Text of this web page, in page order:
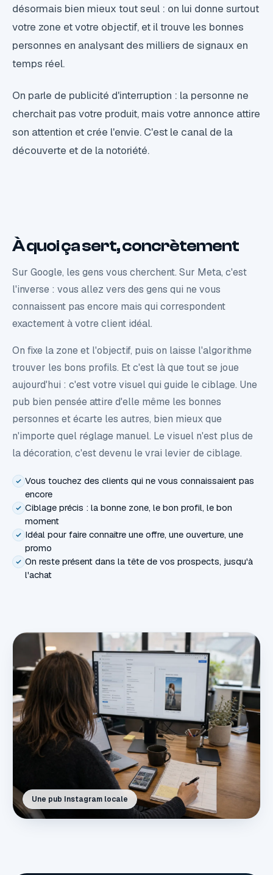
désormais bien mieux tout seul : on lui donne surtout
votre zone et votre objectif, et il trouve les bonnes
personnes en analysant des milliers de signaux en
temps réel.
On parle de publicité d'interruption : la personne ne
cherchait pas votre produit, mais votre annonce attire
son attention et crée l'envie. C'est le canal de la
découverte et de la notoriété.
À quoi ça sert, concrètement
Sur Google, les gens vous cherchent. Sur Meta, c'est
l'inverse : vous allez vers des gens qui ne vous
connaissent pas encore mais qui correspondent
exactement à votre client idéal.
On fixe la zone et l'objectif, puis on laisse l'algorithme
trouver les bons profils. Et c'est là que tout se joue
aujourd'hui : c'est votre visuel qui guide le ciblage. Une
pub bien pensée attire d'elle même les bonnes
personnes et écarte les autres, bien mieux que
n'importe quel réglage manuel. Le visuel n'est plus de
la décoration, c'est devenu le vrai levier de ciblage.
Vous touchez des clients qui ne vous connaissaient pas
encore
Ciblage précis : la bonne zone, le bon profil, le bon
moment
Idéal pour faire connaître une offre, une ouverture, une
promo
On reste présent dans la tête de vos prospects, jusqu'à
l'achat
Une pub Instagram locale